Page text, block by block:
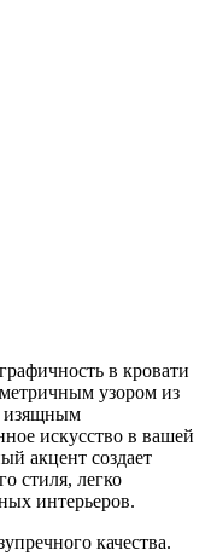
в кровати
узором из
изящным
искусство в вашей
акцент создает
стиля, легко
интерьеров.
качества.